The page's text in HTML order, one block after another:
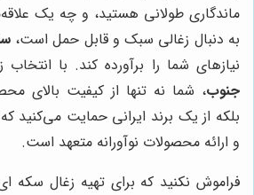
ماندگاری طولانی هستید، و چه یک
به دنبال زغالی سبک و قابل حمل است،
نیازهای شما را برآورده کند. با
جنوب، شما نه تنها از کیفیت بالای
بلکه از یک برند ایرانی حمایت
و ارائه محصولات نوآورانه متعهد است.
فراموش نکنید که برای تهیه زغال سکه